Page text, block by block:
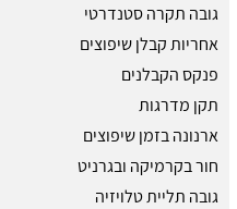
גובה תקרה סטנדרטי
אחריות קבלן שיפוצים
פנקס הקבלנים
תקן מדרגות
ארנונה בזמן שיפוצים
חור בקרמיקה ובגרניט
גובה תליית טלויזיה